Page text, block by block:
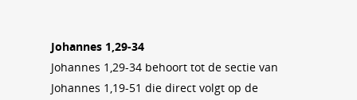
Johannes 1,29-34
Johannes 1,29-34 behoort tot de sectie van
Johannes 1,19-51 die direct volgt op de